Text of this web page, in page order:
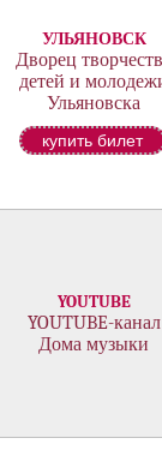
УЛЬЯНОВСК
Дворец
детей и
Ульяновска
купить билет
YOUTUBE
YOUTUBE-канал
Дома музыки